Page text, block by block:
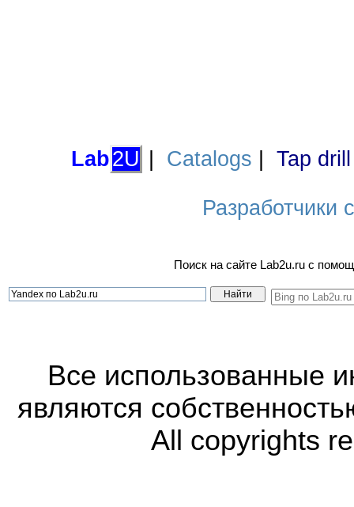
Lab2U Catalogs Tap
Разработчики
Поиск на сайте Lab2u.ru с
Все использованные
являются
All copyrights